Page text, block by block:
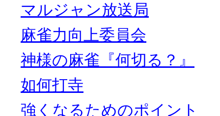
マルジャン放送局
麻雀力向上委員会
神様の麻雀『何切る？』
如何打寺
強くなるためのポイント